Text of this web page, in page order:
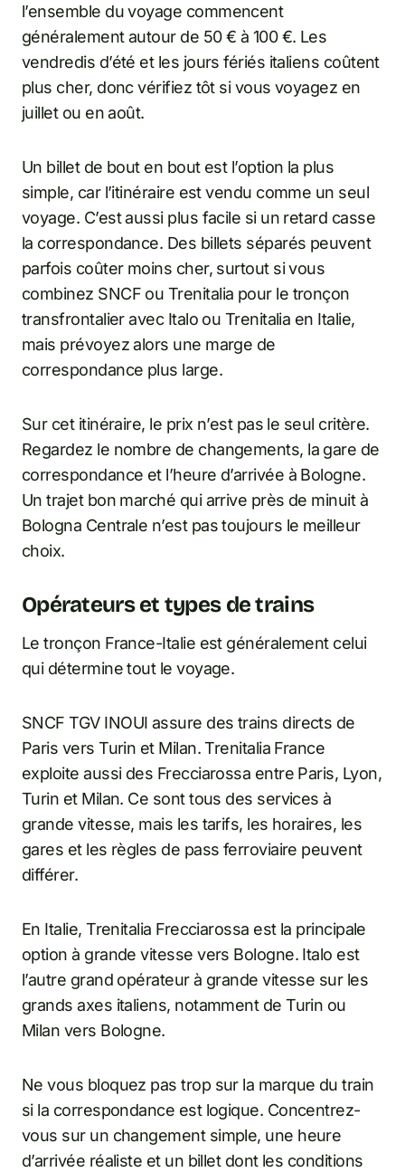
l’ensemble du voyage commencent
généralement autour de 50 € à 100 €. Les
vendredis d’été et les jours fériés italiens coûtent
plus cher, donc vérifiez tôt si vous voyagez en
juillet ou en août.
Un billet de bout en bout est l’option la plus
simple, car l’itinéraire est vendu comme un seul
voyage. C’est aussi plus facile si un retard casse
la correspondance. Des billets séparés peuvent
parfois coûter moins cher, surtout si vous
combinez SNCF ou Trenitalia pour le tronçon
transfrontalier avec Italo ou Trenitalia en Italie,
mais prévoyez alors une marge de
correspondance plus large.
Sur cet itinéraire, le prix n’est pas le seul critère.
Regardez le nombre de changements, la gare de
correspondance et l’heure d’arrivée à Bologne.
Un trajet bon marché qui arrive près de minuit à
Bologna Centrale n’est pas toujours le meilleur
choix.
Opérateurs et types de trains
Le tronçon France-Italie est généralement celui
qui détermine tout le voyage.
SNCF TGV INOUI assure des trains directs de
Paris vers Turin et Milan. Trenitalia France
exploite aussi des Frecciarossa entre Paris, Lyon,
Turin et Milan. Ce sont tous des services à
grande vitesse, mais les tarifs, les horaires, les
gares et les règles de pass ferroviaire peuvent
différer.
En Italie, Trenitalia Frecciarossa est la principale
option à grande vitesse vers Bologne. Italo est
l’autre grand opérateur à grande vitesse sur les
grands axes italiens, notamment de Turin ou
Milan vers Bologne.
Ne vous bloquez pas trop sur la marque du train
si la correspondance est logique. Concentrez-
vous sur un changement simple, une heure
d’arrivée réaliste et un billet dont les conditions